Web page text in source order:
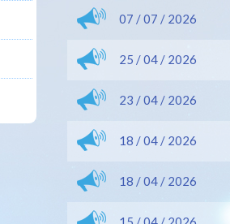
07 / 07 / 2026
25 / 04 / 2026
23 / 04 / 2026
18 / 04 / 2026
18 / 04 / 2026